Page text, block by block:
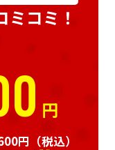
ミコミ！
円
円 （税込）